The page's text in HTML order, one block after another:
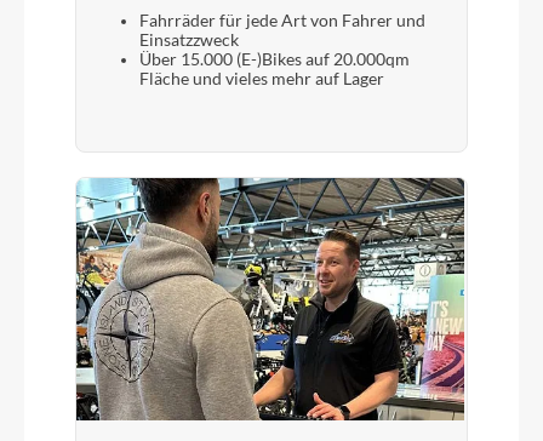
FOX 36 Float Performance 150 mm / Grip 3-Pos
Micro Adjust / E-Optimized / OD-Crown
Display
FIT Remote Display
Vorderreifen
Schwalbe Magic Mary TLE / 29 x 2.4 / Super
Ground / Soft
Sattelstütze
Fahrräder für jede Art von Fahrer und
Einsatzzweck
Über 15.000 (E-)Bikes auf 20.000qm
Fläche und vieles mehr auf Lager